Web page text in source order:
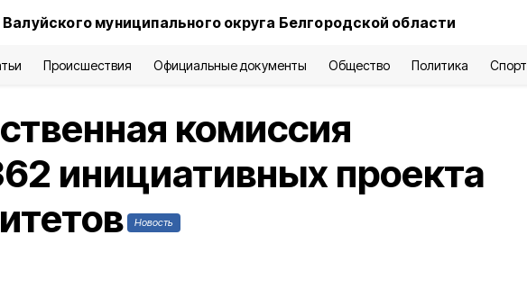
муниципального округа Белгородской области
Происшествия Официальные документы Общество Политика Спорт
комиссия
инициативных проекта
Новость